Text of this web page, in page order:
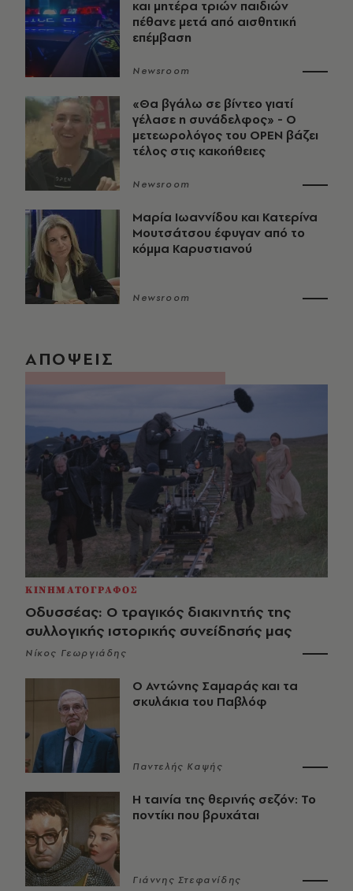
και μητέρα τριών παιδιών
πέθανε μετά από αισθητική
επέμβαση
Newsroom
«Θα βγάλω σε βίντεο γιατί
γέλασε η συνάδελφος» - Ο
μετεωρολόγος του OPEN βάζει
τέλος στις κακοήθειες
Newsroom
Μαρία Ιωαννίδου και Κατερίνα
Μουτσάτσου έφυγαν από το
κόμμα Καρυστιανού
Newsroom
ΑΠΟΨΕΙΣ
ΚΙΝΗΜΑΤΟΓΡΑΦΟΣ
Οδυσσέας: Ο τραγικός διακινητής της
συλλογικής ιστορικής συνείδησής μας
Νίκος Γεωργιάδης
Ο Αντώνης Σαμαράς και τα
σκυλάκια του Παβλόφ
Παντελής Καψής
Η ταινία της θερινής σεζόν: Το
ποντίκι που βρυχάται
Γιάννης Στεφανίδης